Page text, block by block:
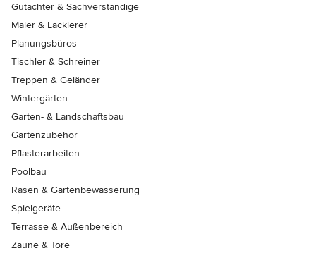
Gutachter & Sachverständige
Maler & Lackierer
Planungsbüros
Tischler & Schreiner
Treppen & Geländer
Wintergärten
Garten- & Landschaftsbau
Gartenzubehör
Pflasterarbeiten
Poolbau
Rasen & Gartenbewässerung
Spielgeräte
Terrasse & Außenbereich
Zäune & Tore